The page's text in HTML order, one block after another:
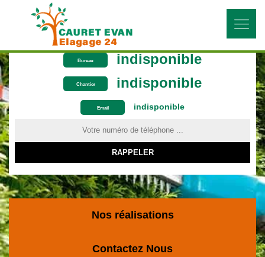
Bureau indisponible
Chantier indisponible
Email indisponible
ON VOUS RAPPELLE GRATUITEMENT
Nos réalisations
Contactez Nous